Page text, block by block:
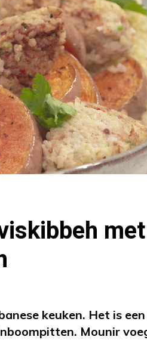
met
keuken. Het is
Mounir